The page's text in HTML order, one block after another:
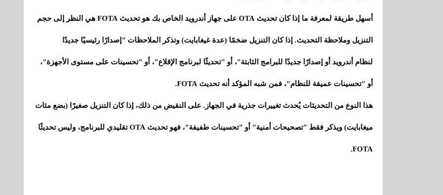
أسهل طريقة لمعرفة ما إذا كان تحديث OTA على جهاز أندرويد الخاص بك هو تحديث FOTA هي النظر إلى حجم
التنزيل وملاحظة التحديث. إذا كان التنزيل ضخمًا (عدة غيغابايت) وتذكر الملاحظات "إصدارًا رئيسيًا جديدًا
لنظام أندرويد أو إصدارًا جديدًا للبرامج الثابتة"، أو "تحديثًا لبرنامج الإقلاع"، أو "تحسينات على مستوى الأجهزة"،
أو "تحسينات عميقة للنظام"، فمن شبه المؤكد أنه تحديث FOTA.
هذا النوع من التحديثات يُحدث تغييرات جذرية في الجهاز. على النقيض من ذلك، إذا كان التنزيل صغيرًا (بضع مئات
ميغابايت) ويذكر فقط "تصحيحات أمنية" أو "تحسينات طفيفة"، فهو تحديث OTA تقليدي للبرنامج، وليس تحديثًا
FOTA.